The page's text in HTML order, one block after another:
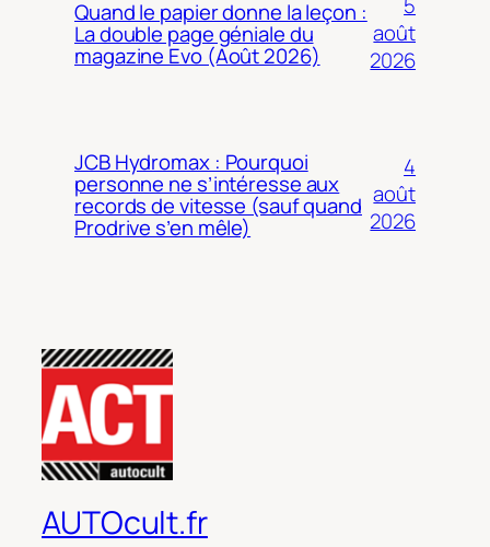
Quand le papier donne la leçon :
La double page géniale du
magazine Evo (Août 2026)
août
2026
JCB Hydromax : Pourquoi
personne ne s’intéresse aux
records de vitesse (sauf quand
Prodrive s’en mêle)
4
août
2026
AUTOcult.fr